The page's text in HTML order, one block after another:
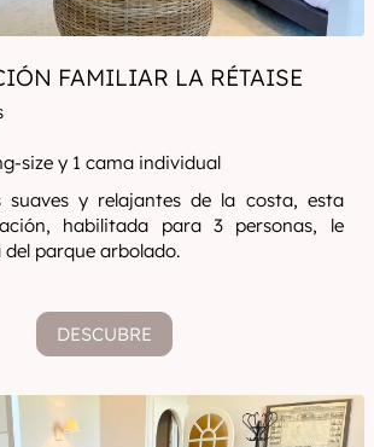
FAMILIAR LA RÉTAISE
size y 1 cama individual
suaves y relajantes de la costa, esta
habilitada para 3 personas, le
parque arbolado.
DESCUBRE